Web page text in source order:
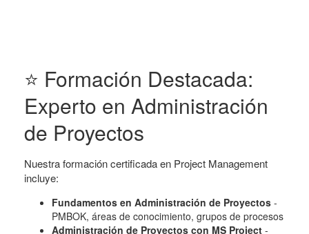
⭐ Formación Destacada:
Experto en Administración
de Proyectos
Nuestra formación certificada en Project Management
incluye:
Fundamentos en Administración de Proyectos -
PMBOK, áreas de conocimiento, grupos de procesos
Administración de Proyectos con MS Project -